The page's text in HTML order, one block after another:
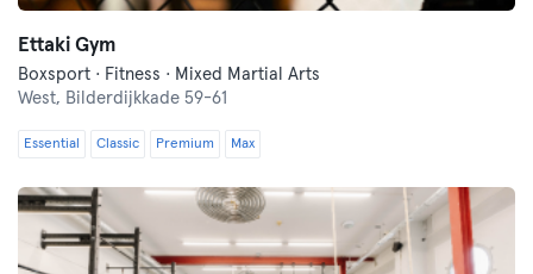
Ettaki Gym
Boxsport · Fitness · Mixed Martial Arts
West, Bilderdijkkade 59-61
Essential Classic Premium Max